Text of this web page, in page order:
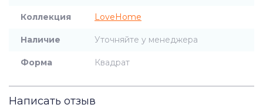
Коллекция LoveHome
Наличие Уточняйте у менеджера
Форма Квадрат
Написать отзыв